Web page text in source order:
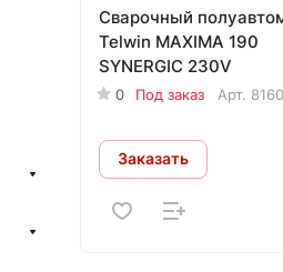
Сварочный
Telwin MAXIMA 190
SYNERGIC 230V
0 Под заказ Арт.
Заказать